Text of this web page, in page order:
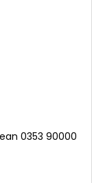
0353 90000